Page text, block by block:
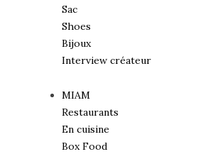
Sac
Shoes
Bijoux
Interview créateur
MIAM
Restaurants
En cuisine
Box Food